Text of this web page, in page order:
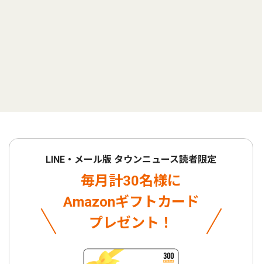
LINE・メール版 タウンニュース読者限定
毎月計30名様に
Amazonギフトカード
プレゼント！